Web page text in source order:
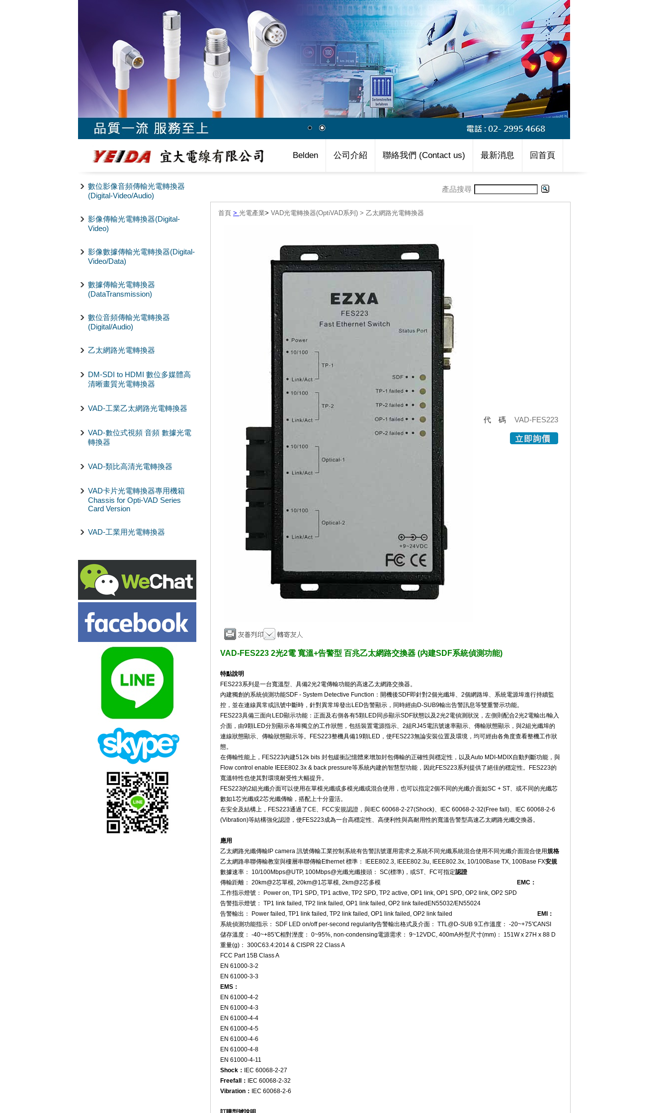
Belden 公司介紹 聯絡我們 (Contact us) 最新消息 回首頁
數位影像音頻傳輸光電轉換器
(Digital-Video/Audio)
影像傳輸光電轉換器(Digital-
Video)
影像數據傳輸光電轉換器(Digital-
Video/Data)
數據傳輸光電轉換器
(DataTransmission)
數位音頻傳輸光電轉換器
(Digital/Audio)
乙太網路光電轉換器
DM-SDI to HDMI 數位多媒體高
清晰畫質光電轉換器
VAD-工業乙太網路光電轉換器
VAD-數位式視頻 音頻 數據光電
轉換器
VAD-類比高清光電轉換器
VAD卡片光電轉換器專用機箱
Chassis for Opti-VAD Series
Card Version
VAD-工業用光電轉換器
產品搜尋
首頁 > 光電產業> VAD光電轉換器(OptiVAD系列) > 乙太網路光電轉換器
代碼 VAD-FES223
VAD-FES223 2光2電 寬溫+告警型 百兆乙太網路交換器 (內建SDF系統偵測功能)
特點說明
FES223系列是一台寬溫型、具備2光2電傳輸功能的高速乙太網路交換器。
內建獨創的系統偵測功能SDF - System Detective Function：開機後SDF即針對2個光纖埠、2個網路埠、系統電源埠進行持續監
控，並在連線異常或訊號中斷時，針對異常埠發出LED告警顯示，同時經由D-SUB9輸出告警訊息等雙重警示功能。
FES223具備三面向LED顯示功能：正面及右側各有5顆LED同步顯示SDF狀態以及2光2電偵測狀況，左側則配合2光2電輸出/輸入
介面，由9顆LED分別顯示各埠獨立的工作狀態，包括裝置電源指示、2組RJ45電訊號速率顯示、傳輸狀態顯示，與2組光纖埠的
連線狀態顯示、傳輸狀態顯示等。FES223整機具備19顆LED，使FES223無論安裝位置及環境，均可經由各角度查看整機工作狀
態。
在傳輸性能上，FES223內建512k bits 封包緩衝記憶體來增加封包傳輸的正確性與穩定性，以及Auto MDI-MDIX自動判斷功能，與
Flow control enable IEEE802.3x & back pressure等系統內建的智慧型功能，因此FES223系列提供了絕佳的穩定性。FES223的
寬溫特性也使其對環境耐受性大幅提升。
FES223的2組光纖介面可以使用在單模光纖或多模光纖或混合使用，也可以指定2個不同的光纖介面如SC + ST、或不同的光纖芯
數如1芯光纖或2芯光纖傳輸，搭配上十分靈活。
在安全及結構上，FES223通過了CE、FCC安規認證，與IEC 60068-2-27(Shock)、IEC 60068-2-32(Free fall)、IEC 60068-2-6
(Vibration)等結構強化認證，使FES223成為一台高穩定性、高便利性與高耐用性的寬溫告警型高速乙太網路光纖交換器。
應用
乙太網路光纖傳輸 IP camera 訊號傳輸工業控制系統有告警訊號運用需求之系統不同光纖系統混合使用不同光纖介面混合使用
乙太網路串聯傳輸教室與樓層串聯傳輸
規格
Ethernet 標準： IEEE802.3, IEEE802.3u, IEEE802.3x, 10/100Base TX, 100Base FX
數據速率： 10/100Mbps@UTP, 100Mbps@光纖光纖接頭： SC(標準)，或ST、FC可指定
傳輸距離： 20km@2芯單模, 20km@1芯單模, 2km@2芯多模
工作指示燈號： Power on, TP1 SPD, TP1 active, TP2 SPD, TP2 active, OP1 link, OP1 SPD, OP2 link, OP2 SPD
告警指示燈號： TP1 link failed, TP2 link failed, OP1 link failed, OP2 link failed
告警輸出： Power failed, TP1 link failed, TP2 link failed, OP1 link failed, OP2 link failed
系統偵測功能指示： SDF LED on/off per-second regularity告警輸出格式及介面： TTL@D-SUB 9工作溫度： -20~+75℃
儲存溫度： -40~+85℃相對溼度： 0~95%, non-condensing電源需求： 9~12VDC, 400mA外型尺寸(mm)： 151W x 27H x 88 D
重量(g)： 300
安規
認證
EMC ：
EN55032/EN55024
EMI
：
ANSI
C63.4:2014 & CISPR 22 Class A
FCC Part 15B Class A
EN 61000-3-2
EN 61000-3-3
EMS ：
EN 61000-4-2
EN 61000-4-3
EN 61000-4-4
EN 61000-4-5
EN 61000-4-6
EN 61000-4-8
EN 61000-4-11
Shock ：
IEC 60068-2-27
Freefall
：
IEC 60068-2-32
Vibration ： IEC 60068-2-6